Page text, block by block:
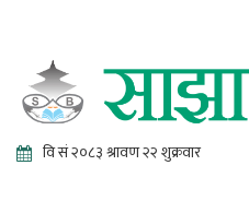
Online News Portal